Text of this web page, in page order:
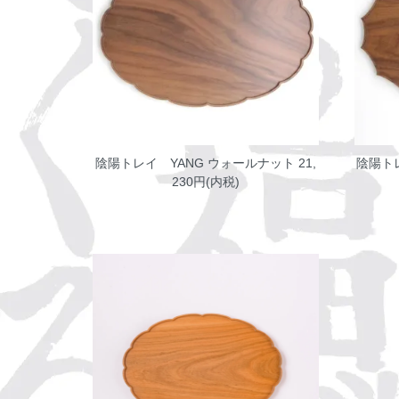
陰陽トレイ YANG ウォールナット 21,
230円(内税)
陰陽ト